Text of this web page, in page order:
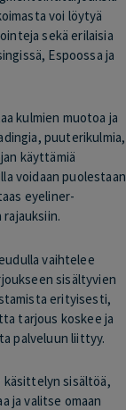
voi löytyä
sekä erilaisia
Espoossa ja
kulmien muotoa ja
puuterikulmia,
käyttämiä
voidaan puolestaan
eyeliner-
vaihtelee
sisältyvien
erityisesti,
tarjous koskee ja
palveluun liittyy.
käsittelyn sisältöä,
ja valitse omaan